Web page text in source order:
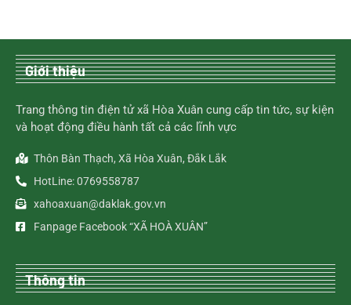
Giới thiệu
Trang thông tin điện tử xã Hòa Xuân cung cấp tin tức, sự kiện
và hoạt động điều hành tất cả các lĩnh vực
Thôn Bàn Thạch, Xã Hòa Xuân, Đắk Lắk
HotLine: 0769558787
xahoaxuan@daklak.gov.vn
Fanpage Facebook “XÃ HOÀ XUÂN”
Thông tin